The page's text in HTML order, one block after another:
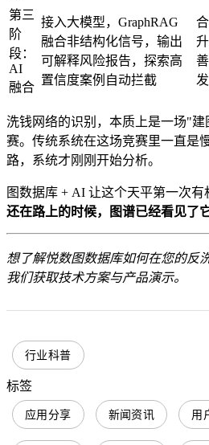
第三
阶
段：
AI
融合
接入大模型，GraphRAG
融合非结构化信号，输出
可解释风险报告，探索高
置信度案例自动拦截
洗钱网络的识别，本质上是一场"
赛。传统系统在这场竞赛里一直
路，系统才刚刚开始分析。
图数据库 + AI 让这个天平第一次有
还在路上的时候，图谱已经看见了
想了解悦数图数据库如何在您的反
我们获取技术方案与产品演示。
行业科普
标签
应用分享 新闻资讯 用